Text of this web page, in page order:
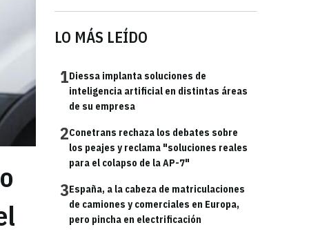
LO MÁS LEÍDO
1Diessa implanta soluciones de
inteligencia artificial en distintas áreas
de su empresa
2Conetrans rechaza los debates sobre
los peajes y reclama "soluciones reales
para el colapso de la AP-7"
3España, a la cabeza de matriculaciones
de camiones y comerciales en Europa,
pero pincha en electrificación